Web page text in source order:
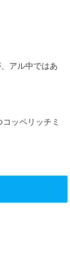
アル中ではあ
ッペリッチミ